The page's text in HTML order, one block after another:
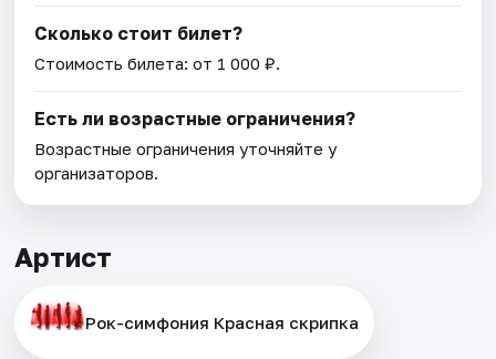
Сколько стоит билет?
Стоимость билета: от 1 000 ₽.
Есть ли возрастные ограничения?
Возрастные ограничения уточняйте у
организаторов.
Артист
Рок-симфония Красная скрипка